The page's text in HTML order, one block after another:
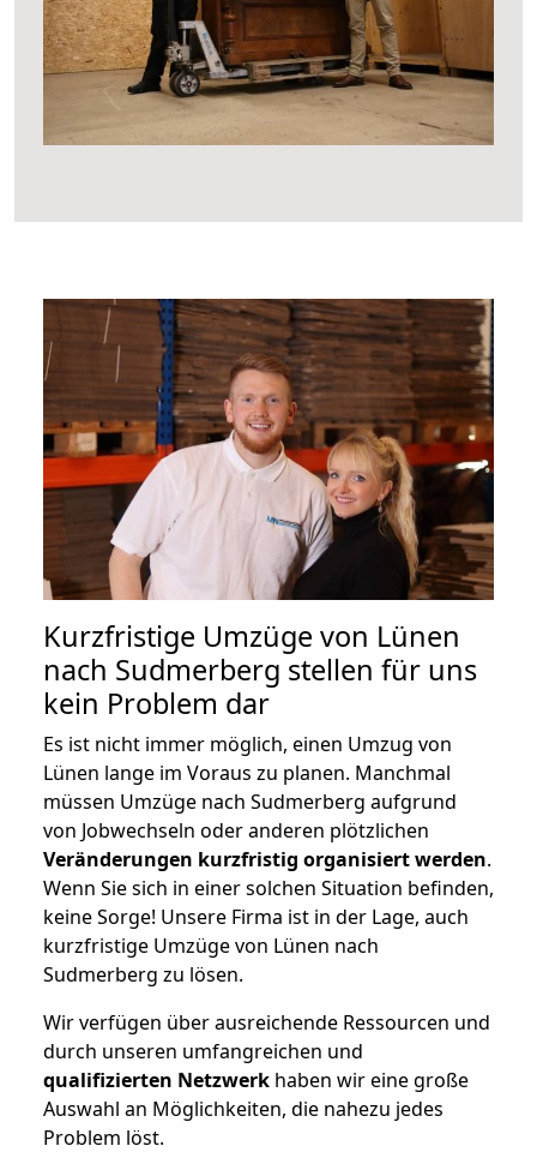
Kurzfristige Umzüge von Lünen
nach Sudmerberg stellen für uns
kein Problem dar
Es ist nicht immer möglich, einen Umzug von
Lünen lange im Voraus zu planen. Manchmal
müssen Umzüge nach Sudmerberg aufgrund
von Jobwechseln oder anderen plötzlichen
Veränderungen kurzfristig organisiert werden.
Wenn Sie sich in einer solchen Situation befinden,
keine Sorge! Unsere Firma ist in der Lage, auch
kurzfristige Umzüge von Lünen nach
Sudmerberg zu lösen.
Wir verfügen über ausreichende Ressourcen und
durch unseren umfangreichen und
qualifizierten Netzwerk haben wir eine große
Auswahl an Möglichkeiten, die nahezu jedes
Problem löst.